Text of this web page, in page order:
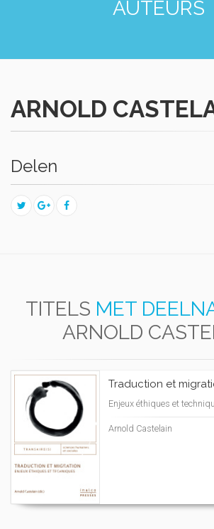
AUTEURS
ARNOLD
Delen
TITELS MET
ARNOLD
Traduction et
Enjeux éthiques et
Arnold Castelain